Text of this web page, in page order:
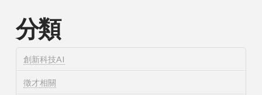
分類
創新科技AI
徵才相關